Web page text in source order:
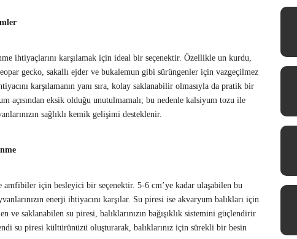
ihtiyaçlarını karşılamak için ideal bir seçenektir. Özellikle un kurdu,
gecko, sakallı ejder ve bukalemun gibi sürüngenler için vazgeçilmez
karşılamanın yanı sıra, kolay saklanabilir olmasıyla da pratik bir
açısından eksik olduğu unutulmamalı; bu nedenle kalsiyum tozu ile
sağlıklı kemik gelişimi desteklenir.
için besleyici bir seçenektir. 5-6 cm’ye kadar ulaşabilen bu
enerji ihtiyacını karşılar. Su piresi ise akvaryum balıkları için
ve saklanabilen su piresi, balıklarınızın bağışıklık sistemini güçlendirir
su piresi kültürünüzü oluşturarak, balıklarınız için sürekli bir besin